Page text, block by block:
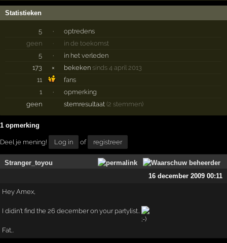
Statistieken
5 ·
optredens
geen
·
in de toekomst
5
·
in het verleden
173
× bekeken sinds 4 april 2013
11
fans
1
·
opmerking
geen
stemresultaat(2 stemmen)
1 opmerking
Deel je mening! Log in of registreer
Stranger_toyou
16 december 2009 00:11
Hey Amex,
I didin't find the 26 december on your partylist..
Fat,.